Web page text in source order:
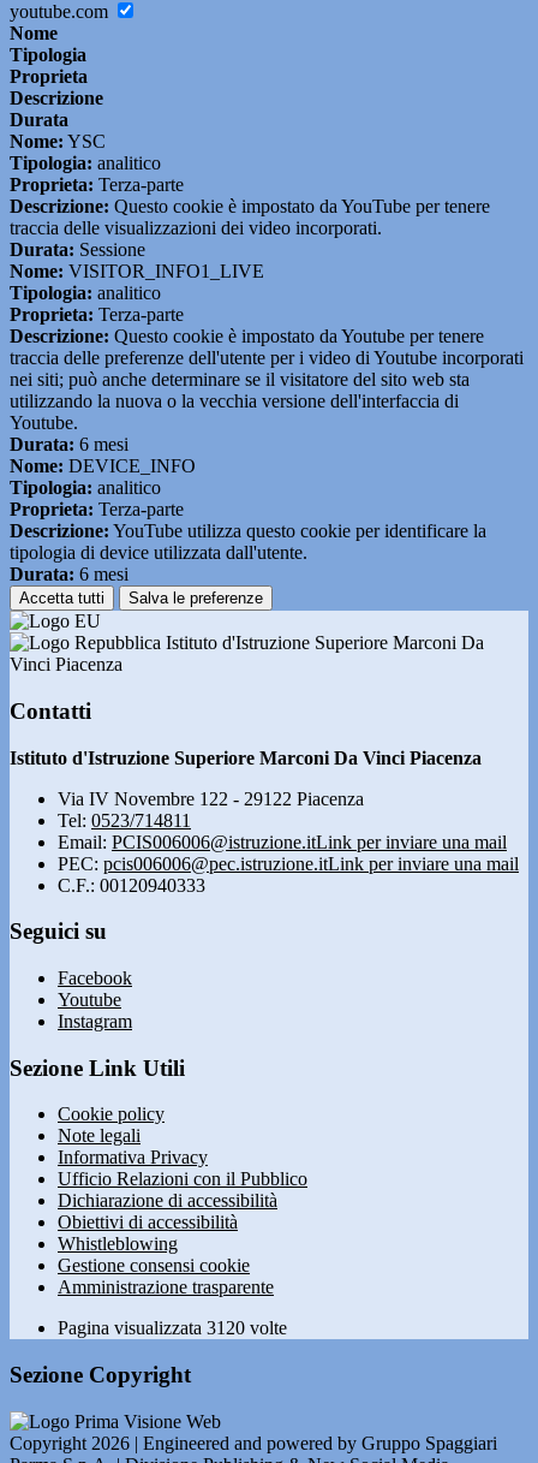
youtube.com
Nome
Tipologia
Proprieta
Descrizione
Durata
Nome: YSC
Tipologia: analitico
Proprieta: Terza-parte
Descrizione: Questo cookie è impostato da YouTube per tenere
traccia delle visualizzazioni dei video incorporati.
Durata: Sessione
Nome: VISITOR_INFO1_LIVE
Tipologia: analitico
Proprieta: Terza-parte
Descrizione: Questo cookie è impostato da Youtube per tenere
traccia delle preferenze dell'utente per i video di Youtube incorporati
nei siti; può anche determinare se il visitatore del sito web sta
utilizzando la nuova o la vecchia versione dell'interfaccia di
Youtube.
Durata: 6 mesi
Nome: DEVICE_INFO
Tipologia: analitico
Proprieta: Terza-parte
Descrizione: YouTube utilizza questo cookie per identificare la
tipologia di device utilizzata dall'utente.
Durata: 6 mesi
Accetta tutti Salva le preferenze
Istituto d'Istruzione Superiore Marconi Da
Vinci Piacenza
Contatti
Istituto d'Istruzione Superiore Marconi Da Vinci Piacenza
Via IV Novembre 122 - 29122 Piacenza
Tel: 0523/714811
Email: PCIS006006@istruzione.itLink per inviare una mail
PEC: pcis006006@pec.istruzione.itLink per inviare una mail
C.F.: 00120940333
Seguici su
Facebook
Youtube
Instagram
Sezione Link Utili
Cookie policy
Note legali
Informativa Privacy
Ufficio Relazioni con il Pubblico
Dichiarazione di accessibilità
Obiettivi di accessibilità
Whistleblowing
Gestione consensi cookie
Amministrazione trasparente
Pagina visualizzata 3120 volte
Sezione Copyright
Copyright 2026 | Engineered and powered by Gruppo Spaggiari